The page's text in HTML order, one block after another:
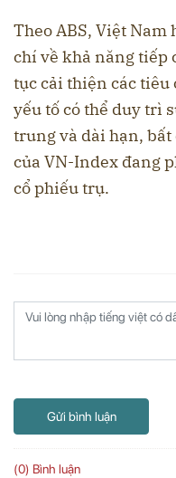
Theo ABS, Việt
chí về khả năng tiếp
tục cải thiện các tiêu
yếu tố có thể duy trì
trung và dài hạn,
của VN-Index đang
cổ phiếu trụ.
Gửi bình luận
(0) Bình luận